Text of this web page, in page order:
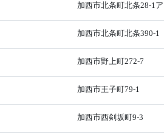
加西市北条町北条28-1
加西市北条町北条390-1
加西市野上町272-7
加西市王子町79-1
加西市西剣坂町9-3